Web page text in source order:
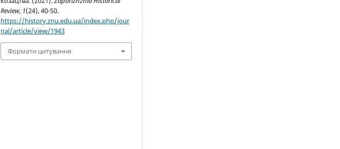
Review, 1(24), 40-50.
https://history.znu.edu.ua/index.php/jour
nal/article/view/1943
Формати цитування